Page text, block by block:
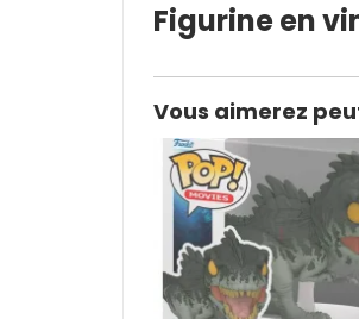
Figurine en
Vous aimerez